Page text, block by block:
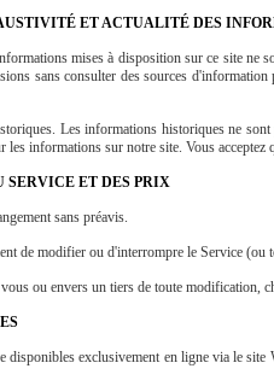
ET ACTUALITÉ DES
mises à disposition sur ce site ne
sans consulter des sources
Les informations historiques ne
les informations sur notre site. Vous
ET DES PRIX
sans préavis.
de modifier ou d'interrompre le Service (ou
ou envers un tiers de toute modification,
disponibles exclusivement en ligne via le